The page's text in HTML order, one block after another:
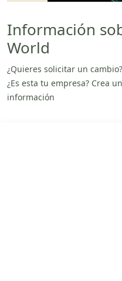
Información
World
¿Quieres solicitar un cambio?
¿Es esta tu empresa? Crea
información